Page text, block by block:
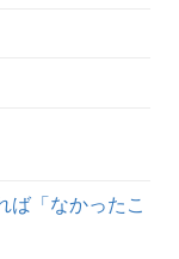
ば「なかったこ